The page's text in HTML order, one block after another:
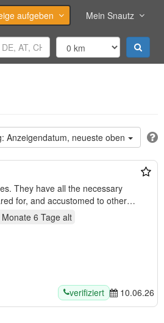
aufgeben Mein Snautz
Anzeigendatum, neueste oben
They have all the necessary
6 Tagealt
verifiziert 10.06.26